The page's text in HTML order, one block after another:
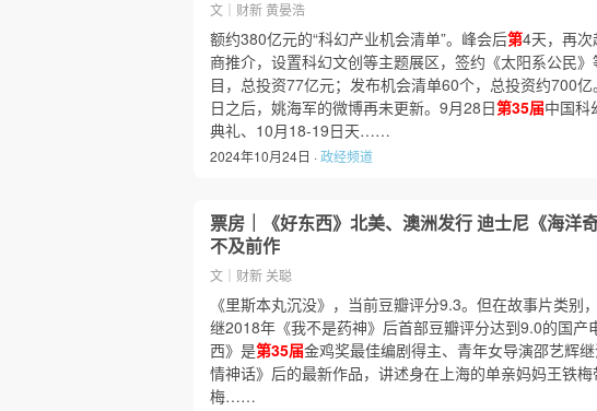
文｜财新 黄晏浩
额约380亿元的“科幻产业机会清单”。峰会后第4天，再
商推介，设置科幻文创等主题展区，签约《太阳系公民
目，总投资77亿元；发布机会清单60个，总投资约700
日之后，姚海军的微博再未更新。9月28日第35届中国科
典礼、10月18-19日天……
2024年10月24日 ·政经频道
票房｜《好东西》北美、澳洲发行 迪士尼《海洋
不及前作
文｜财新 关聪
《里斯本丸沉没》，当前豆瓣评分9.3。但在故事片类别
继2018年《我不是药神》后首部豆瓣评分达到9.0的国产
西》是第35届金鸡奖最佳编剧得主、青年女导演邵艺辉
情神话》后的最新作品，讲述身在上海的单亲妈妈王铁
梅……